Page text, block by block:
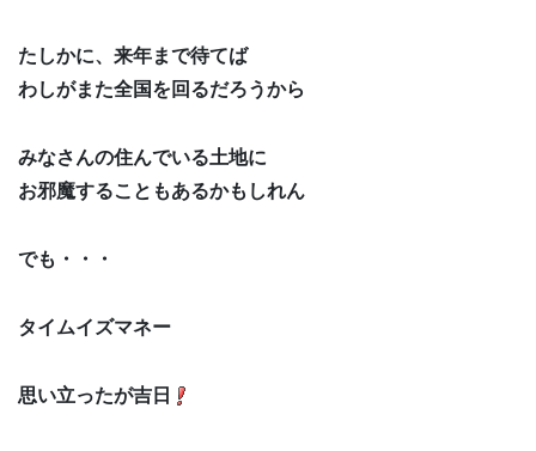
たしかに、来年まで待てば
わしがまた全国を回るだろうから
みなさんの住んでいる土地に
お邪魔することもあるかもしれん
でも・・・
タイムイズマネー
思い立ったが吉日